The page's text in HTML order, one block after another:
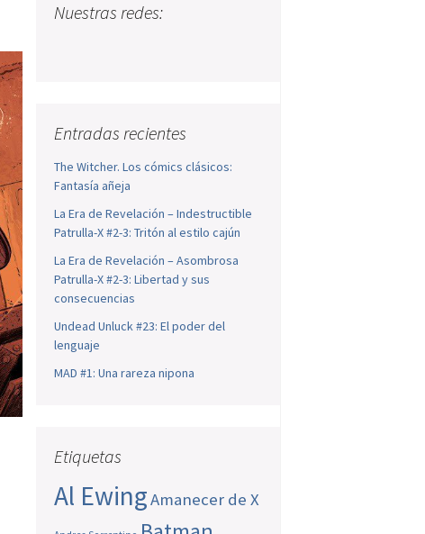
Nuestras redes:
Entradas recientes
The Witcher. Los cómics clásicos:
Fantasía añeja
La Era de Revelación – Indestructible
Patrulla-X #2-3: Tritón al estilo cajún
La Era de Revelación – Asombrosa
Patrulla-X #2-3: Libertad y sus
consecuencias
Undead Unluck #23: El poder del
lenguaje
MAD #1: Una rareza nipona
Etiquetas
Al EwingAmanecer de X